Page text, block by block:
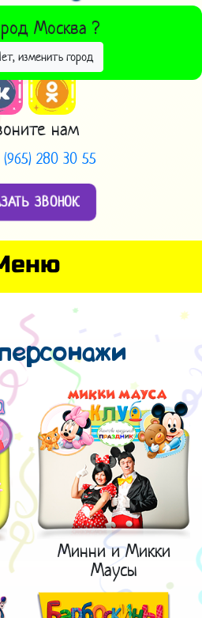
Москва ?
изменить город
ДРУГОЙ ГОРОД
нам
(965) 280 30 55
ЗВОНОК
Минни и Микки
Маусы